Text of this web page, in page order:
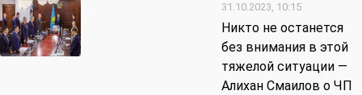
31.10.2023, 10:15
Никто не останется
без внимания в этой
тяжелой ситуации —
Алихан Смаилов о ЧП